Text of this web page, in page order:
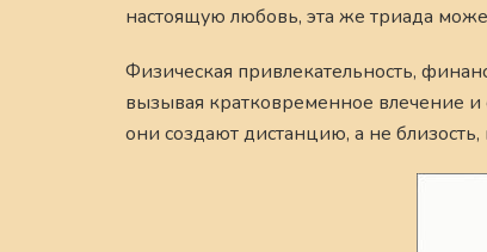
настоящую любовь, эта же триада
Физическая привлекательность,
вызывая кратковременное влечение и
они создают дистанцию, а не